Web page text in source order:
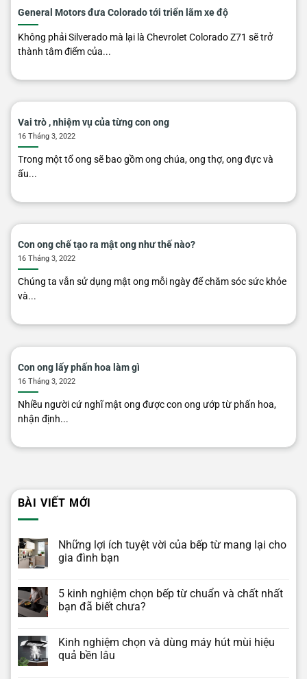
General Motors đưa Colorado tới triển lãm xe độ
Không phải Silverado mà lại là Chevrolet Colorado Z71 sẽ trở
thành tâm điểm của...
Vai trò , nhiệm vụ của từng con ong
16 Tháng 3, 2022
Trong một tổ ong sẽ bao gồm ong chúa, ong thợ, ong đực và
ấu...
Con ong chế tạo ra mật ong như thế nào?
16 Tháng 3, 2022
Chúng ta vẫn sử dụng mật ong mỗi ngày để chăm sóc sức khỏe
và...
Con ong lấy phấn hoa làm gì
16 Tháng 3, 2022
Nhiều người cứ nghĩ mật ong được con ong ướp từ phấn hoa,
nhận định...
BÀI VIẾT MỚI
Những lợi ích tuyệt vời của bếp từ mang lại cho
gia đình bạn
5 kinh nghiệm chọn bếp từ chuẩn và chất nhất
bạn đã biết chưa?
Kinh nghiệm chọn và dùng máy hút mùi hiệu
quả bền lâu